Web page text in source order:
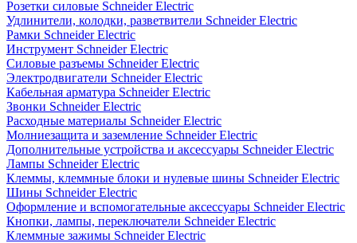
Розетки силовые Schneider Electric
Удлинители, колодки, разветвители Schneider Electric
Рамки Schneider Electric
Инструмент Schneider Electric
Силовые разъемы Schneider Electric
Электродвигатели Schneider Electric
Кабельная арматура Schneider Electric
Звонки Schneider Electric
Расходные материалы Schneider Electric
Молниезащита и заземление Schneider Electric
Дополнительные устройства и аксессуары Schneider Electric
Лампы Schneider Electric
Клеммы, клеммные блоки и нулевые шины Schneider Electric
Шины Schneider Electric
Оформление и вспомогательные аксессуары Schneider Electric
Кнопки, лампы, переключатели Schneider Electric
Клеммные зажимы Schneider Electric